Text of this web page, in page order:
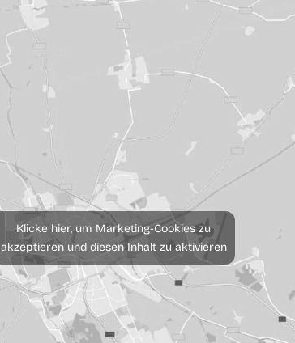
Klicke hier, um Marketing-Cookies zu
akzeptieren und diesen Inhalt zu aktivieren